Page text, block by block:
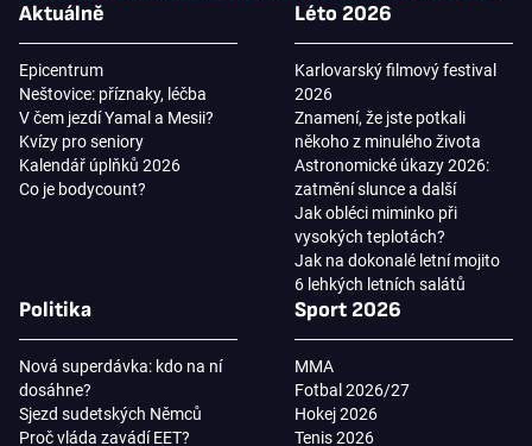
Aktuálně
Epicentrum
Neštovice: příznaky, léčba
V čem jezdí Yamal a Mesii?
Kvízy pro seniory
Kalendář úplňků 2026
Co je bodycount?
Léto 2026
Karlovarský filmový festival
2026
Znamení, že jste potkali
někoho z minulého života
Astronomické úkazy 2026:
zatmění slunce a další
Jak obléci miminko při
vysokých teplotách?
Jak na dokonalé letní mojito
6 lehkých letních salátů
Politika
Nová superdávka: kdo na ní
dosáhne?
Sjezd sudetských Němců
Proč vláda zavádí EET?
Sport 2026
MMA
Fotbal 2026/27
Hokej 2026
Tenis 2026